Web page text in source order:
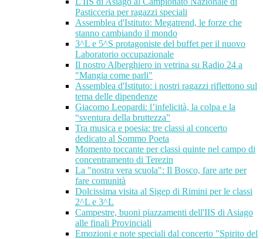
Pasticceria per ragazzi speciali
Assemblea d'Istituto: Megatrend, le forze che
stanno cambiando il mondo
3^L e 5^S protagoniste del buffet per il nuovo
Laboratorio occupazionale
Il nostro Alberghiero in vetrina su Radio 24 a
"Mangia come parli"
Assemblea d'Istituto: i nostri ragazzi riflettono sul
tema delle dipendenze
Giacomo Leopardi: l’infelicità, la colpa e la
“sventura della bruttezza”
Tra musica e poesia: tre classi al concerto
dedicato al Sommo Poeta
Momento toccante per classi quinte nel campo di
concentramento di Terezin
La "nostra vera scuola": Il Bosco, fare arte per
fare comunità
Dolcissima visita al Sigep di Rimini per le classi
2^L e 3^L
Campestre, buoni piazzamenti dell'IIS di Asiago
alle finali Provinciali
Emozioni e note speciali dal concerto "Spirito del